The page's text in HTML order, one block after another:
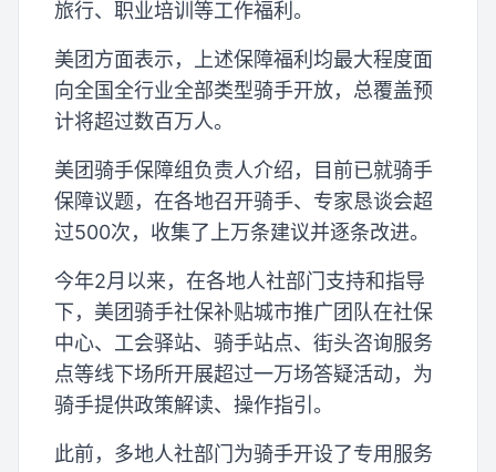
旅行、职业培训等工作福利。
美团方面表示，上述保障福利均最大程度面
向全国全行业全部类型骑手开放，总覆盖预
计将超过数百万人。
美团骑手保障组负责人介绍，目前已就骑手
保障议题，在各地召开骑手、专家恳谈会超
过500次，收集了上万条建议并逐条改进。
今年2月以来，在各地人社部门支持和指导
下，美团骑手社保补贴城市推广团队在社保
中心、工会驿站、骑手站点、街头咨询服务
点等线下场所开展超过一万场答疑活动，为
骑手提供政策解读、操作指引。
此前，多地人社部门为骑手开设了专用服务